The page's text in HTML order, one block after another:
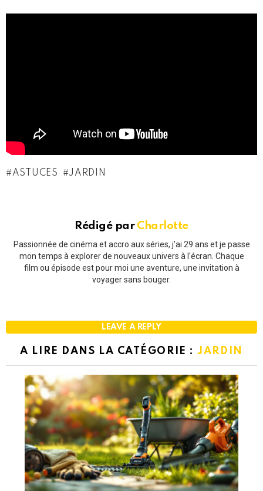
ASTUCES JARDIN
Rédigé par Charlotte
Passionnée de cinéma et accro aux séries, j'ai 29 ans et je passe
mon temps à explorer de nouveaux univers à l'écran. Chaque
film ou épisode est pour moi une aventure, une invitation à
voyager sans bouger.
LEAVE A REPLY
A LIRE DANS LA CATÉGORIE :JARDIN